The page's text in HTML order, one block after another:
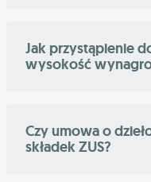
Jak przystąpienie
wysokość
Czy umowa o
składek ZUS?